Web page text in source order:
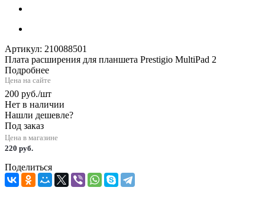
Артикул: 210088501
Плата расширения для планшета Prestigio MultiPad 2
Подробнее
Цена на сайте
200 руб./шт
Нет в наличии
Нашли дешевле?
Под заказ
Цена в магазине
220 руб.
Поделиться